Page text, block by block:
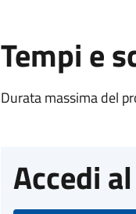
Tempi e
Durata massima del
Accedi